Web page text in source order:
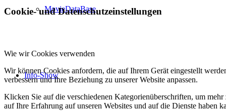
MovieDataBase
Info-Show
Cookie- und Datenschutzeinstellungen
Wie wir Cookies verwenden
Wir können Cookies anfordern, die auf Ihrem Gerät eingestellt
verbessern und Ihre Beziehung zu unserer Website anpassen.
Klicken Sie auf die verschiedenen Kategorienüberschriften, um
auf Ihre Erfahrung auf unseren Websites und auf die Dienste haben